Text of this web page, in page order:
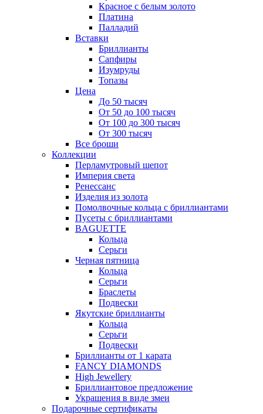
Красное с белым золото
Платина
Палладий
Вставки
Бриллианты
Сапфиры
Изумруды
Топазы
Цена
До 50 тысяч
От 50 до 100 тысяч
От 100 до 300 тысяч
От 300 тысяч
Все броши
Коллекции
Перламутровый шепот
Империя света
Ренессанс
Изделия из золота
Помолвочные кольца с бриллиантами
Пусеты с бриллиантами
BAGUETTE
Кольца
Серьги
Черная пятница
Кольца
Серьги
Браслеты
Подвески
Якутские бриллианты
Кольца
Серьги
Подвески
Бриллианты от 1 карата
FANCY DIAMONDS
High Jewellery
Бриллиантовое предложение
Украшения в виде змеи
Подарочные сертификаты